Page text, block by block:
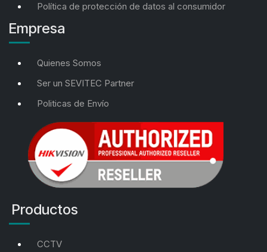
Política de protección de datos al consumidor
Empresa
Quienes Somos
Ser un SEVITEC Partner
Politicas de Envío
Productos
CCTV